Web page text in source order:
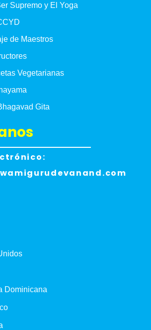
Supremo y El Yoga
de Maestros
Vegetarianas
Gita
Dominicana